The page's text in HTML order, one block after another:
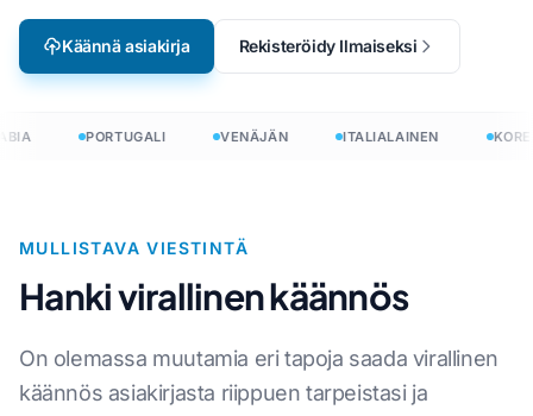
Käännä asiakirja Rekisteröidy Ilmaiseksi
PORTUGALI VENÄJÄN ITALIALAINEN
MULLISTAVA VIESTINTÄ
Hanki virallinen käännös
On olemassa muutamia eri tapoja saada virallinen
käännös asiakirjasta riippuen tarpeistasi ja